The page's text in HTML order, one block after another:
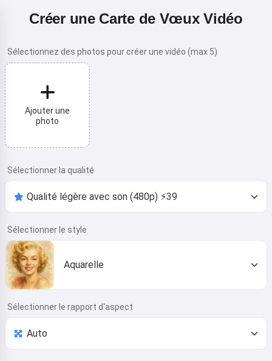
Créer une Carte de Vœux Vidéo
Sélectionnez des photos pour créer une vidéo (max 5)
Ajouter une
photo
Sélectionner la qualité
Sélectionner le style
Aquarelle
Sélectionner le rapport d'aspect